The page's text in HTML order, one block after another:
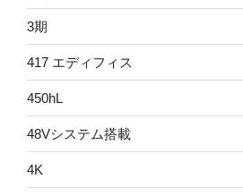
3期
417 エディフィス
450hL
48Vシステム搭載
4K